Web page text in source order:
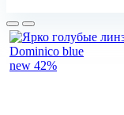
new 42%